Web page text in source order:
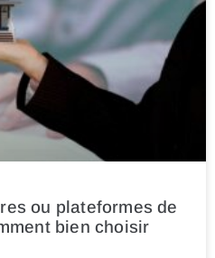
ou plateformes de
bien choisir